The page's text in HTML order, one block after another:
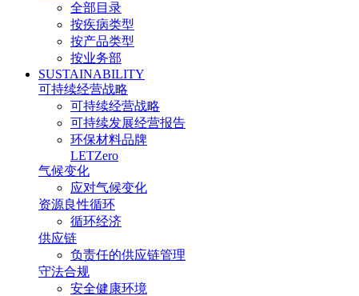
全部目录
按疾病类型
按产品类型
按业务部
SUSTAINABILITY
可持续经营战略
可持续经营战略
可持续发展经营报告​
环保材料品牌
LETZero
气候变化
应对气候变化
资源良性循环
循环经济
供应链
负责任的供应链管理
守法合规
安全健康环境